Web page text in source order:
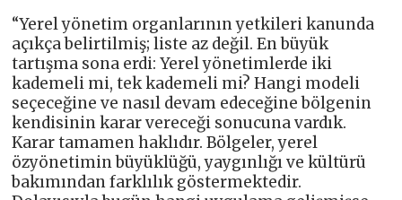
“Yerel yönetim organlarının yetkileri kanunda
açıkça belirtilmiş; liste az değil. En büyük
tartışma sona erdi: Yerel yönetimlerde iki
kademeli mi, tek kademeli mi? Hangi modeli
seçeceğine ve nasıl devam edeceğine bölgenin
kendisinin karar vereceği sonucuna vardık.
Karar tamamen haklıdır. Bölgeler, yerel
özyönetimin büyüklüğü, yaygınlığı ve kültürü
bakımından farklılık göstermektedir.